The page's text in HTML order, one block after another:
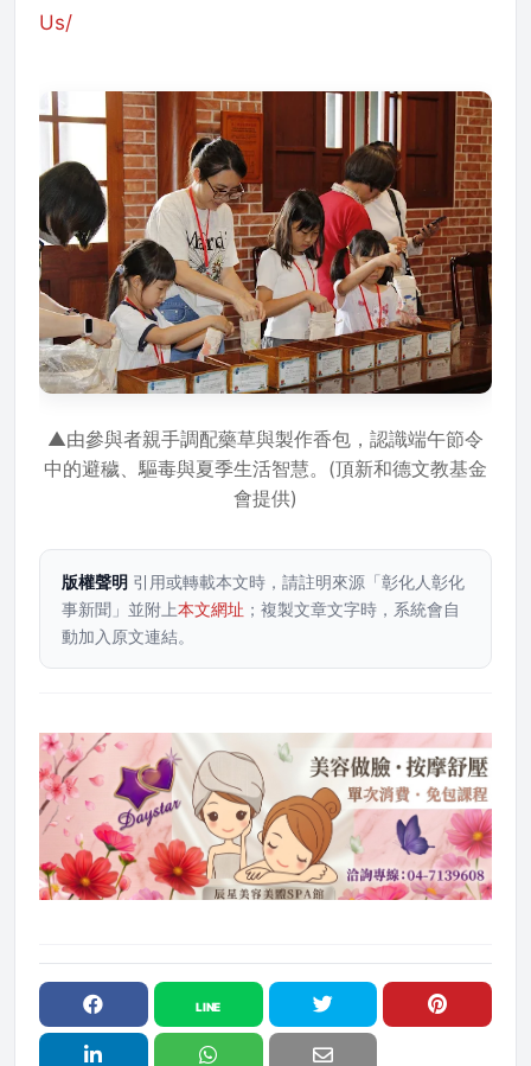
Us/
▲由參與者親手調配藥草與製作香包，認識端午節令
中的避穢、驅毒與夏季生活智慧。(頂新和德文教基金
會提供)
版權聲明 引用或轉載本文時，請註明來源「彰化人彰化
事新聞」並附上本文網址 ；複製文章文字時，系統會自
動加入原文連結。